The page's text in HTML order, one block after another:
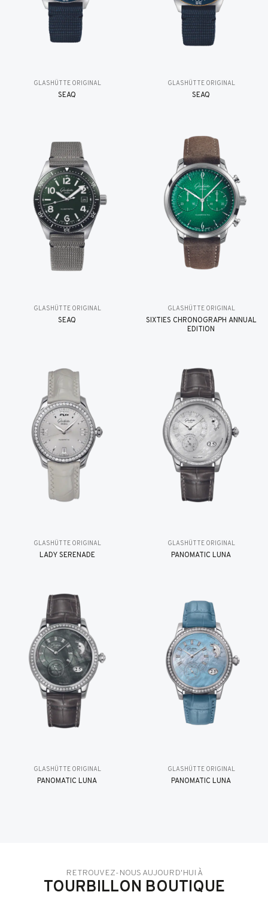
GLASHÜTTE ORIGINAL
SEAQ
GLASHÜTTE ORIGINAL
SEAQ
GLASHÜTTE ORIGINAL
SEAQ
GLASHÜTTE ORIGINAL
SIXTIES CHRONOGRAPH ANNUAL
EDITION
GLASHÜTTE ORIGINAL
LADY SERENADE
GLASHÜTTE ORIGINAL
PANOMATIC LUNA
GLASHÜTTE ORIGINAL
PANOMATIC LUNA
GLASHÜTTE ORIGINAL
PANOMATIC LUNA
RETROUVEZ-NOUS AUJOURD'HUI À
TOURBILLON BOUTIQUE